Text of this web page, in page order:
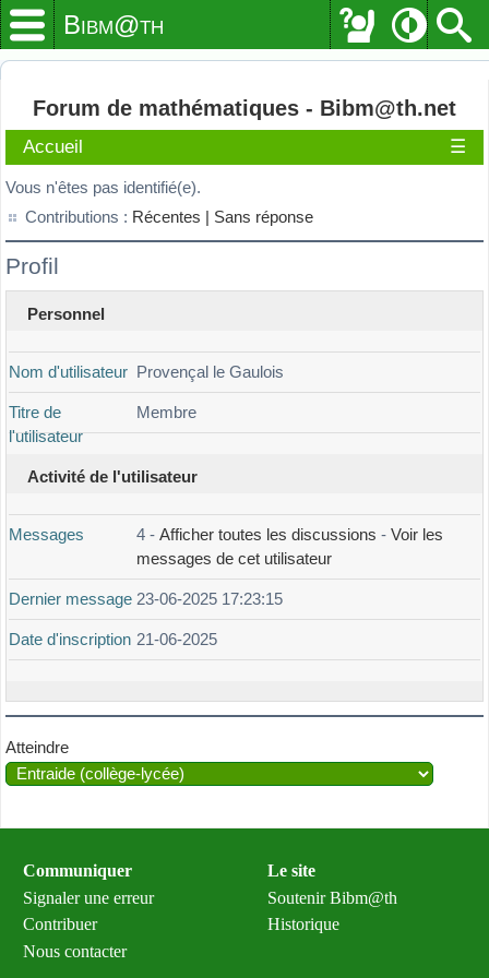
Bibm@th
Forum de mathématiques - Bibm@th.net
Accueil ☰
Vous n'êtes pas identifié(e).
Contributions : Récentes | Sans réponse
Profil
Personnel
Nom d'utilisateur Provençal le Gaulois
Titre de
l'utilisateur
Membre
Activité de l'utilisateur
Messages 4 - Afficher toutes les discussions - Voir les
messages de cet utilisateur
Dernier message 23-06-2025 17:23:15
Date d'inscription 21-06-2025
Atteindre
Communiquer
Signaler une erreur
Contribuer
Nous contacter
Le site
Soutenir Bibm@th
Historique